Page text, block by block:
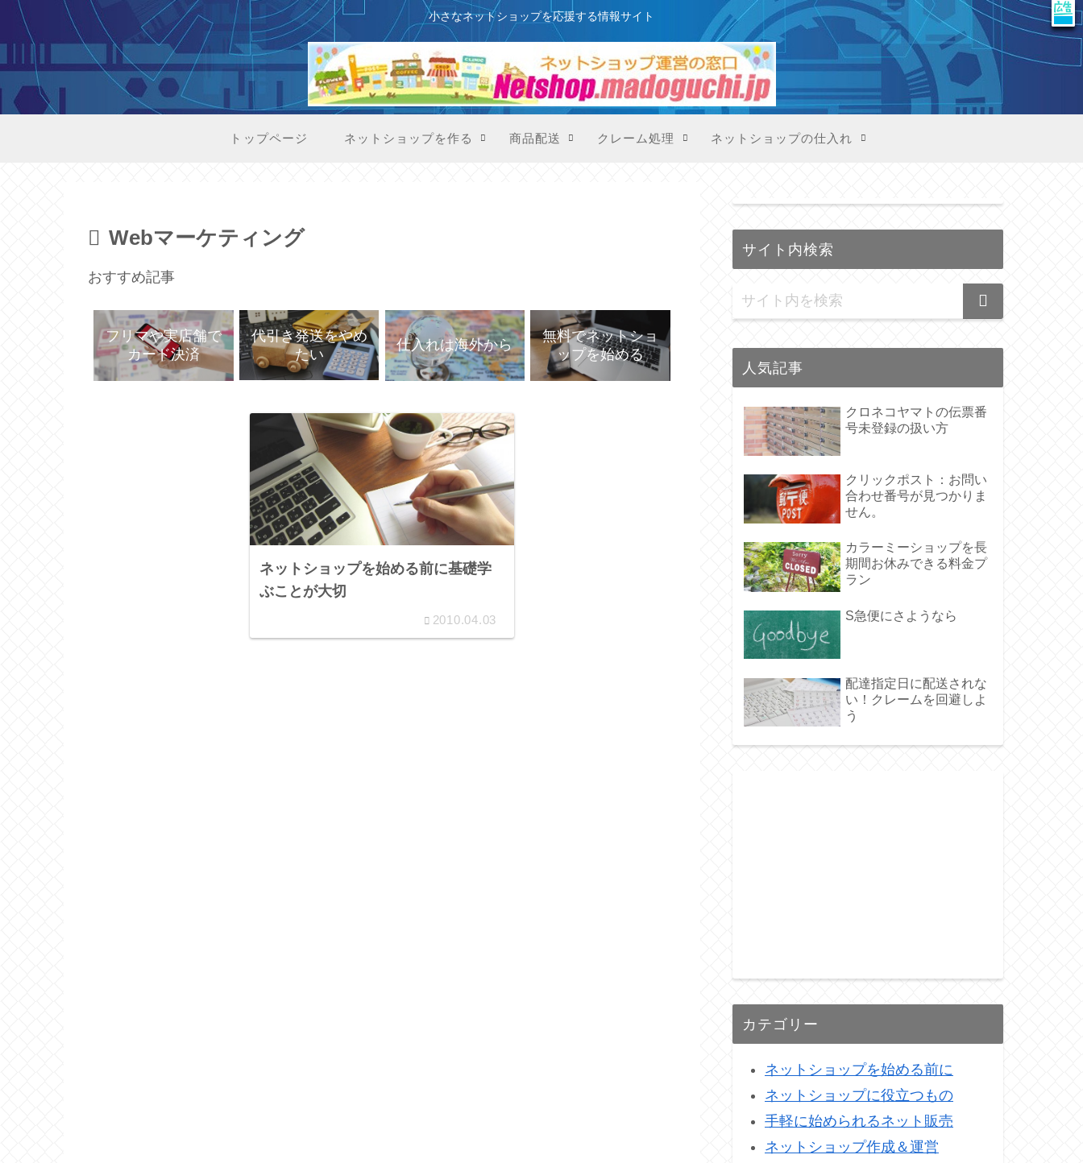
X
このサイトはプロモーションを含みます
小さなネットショップを応援する情報サイト
トップページ ネットショップを作る 商品配送 クレーム処理 ネットショップの仕入れ
Webマーケティング
おすすめ記事
フリマや実店舗で
カード決済
代引き発送をやめ
たい
仕入れは海外から
無料でネットショ
ップを始める
ネットショップを始める前に基礎学
ぶことが大切
2010.04.03
サイト内検索
人気記事
クロネコヤマトの伝票番
号未登録の扱い方
クリックポスト：お問い
合わせ番号が見つかりま
せん。
カラーミーショップを長
期間お休みできる料金プ
ラン
S急便にさようなら
配達指定日に配送されな
い！クレームを回避しよ
う
カテゴリー
ネットショップを始める前に
ネットショップに役立つもの
手軽に始められるネット販売
ネットショップ作成＆運営